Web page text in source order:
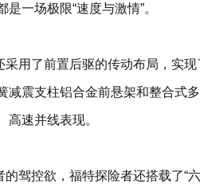
一场极限“速度与激情”。
用了前置后驱的传动布局，实现
减震支柱铝合金前悬架和整合式
高速并线表现。
控欲，福特探险者还搭载了“